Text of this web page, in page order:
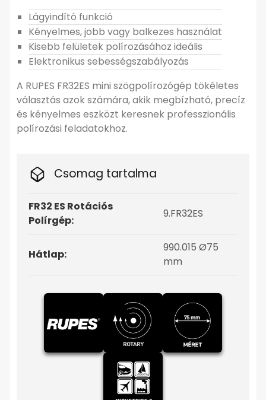
Lágyindító funkció
Kényelmes, jobb vagy balkezes használat
Kisebb felületek polírozásához ideális
Elektronikus sebességszabályozás
A RUPES FR32ES mini szögpolírozógép tökéletes
választás azok számára, akik megbízható, precíz
és kényelmes eszközt keresnek professzionális
polírozási feladatokhoz.
Csomag tartalma
FR32 ES Rotációs
Polírgép:
9.FR32ES
Hátlap:
990.015 Ø75
mm